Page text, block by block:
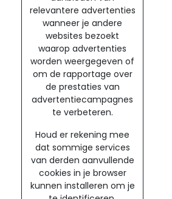
relevantere advertenties
wanneer je andere
websites bezoekt
waarop advertenties
worden weergegeven of
om de rapportage over
de prestaties van
advertentiecampagnes
te verbeteren.
Houd er rekening mee
dat sommige services
van derden aanvullende
cookies in je browser
kunnen installeren om je